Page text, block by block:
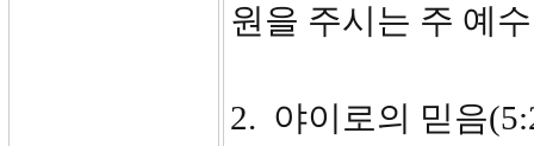
원을 주시는 주 예
2. 야이로의 믿음